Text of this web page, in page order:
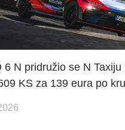
6 N pridružio se N Taxiju
KS za 139 eura po